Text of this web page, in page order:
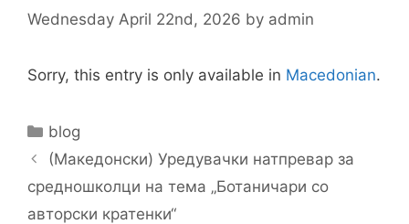
Wednesday April 22nd, 2026 by admin
Sorry, this entry is only available in Macedonian.
Categories
blog
Post(Македонски) Уредувачки натпревар за
средношколци на тема „Ботаничари со
авторски кратенки“